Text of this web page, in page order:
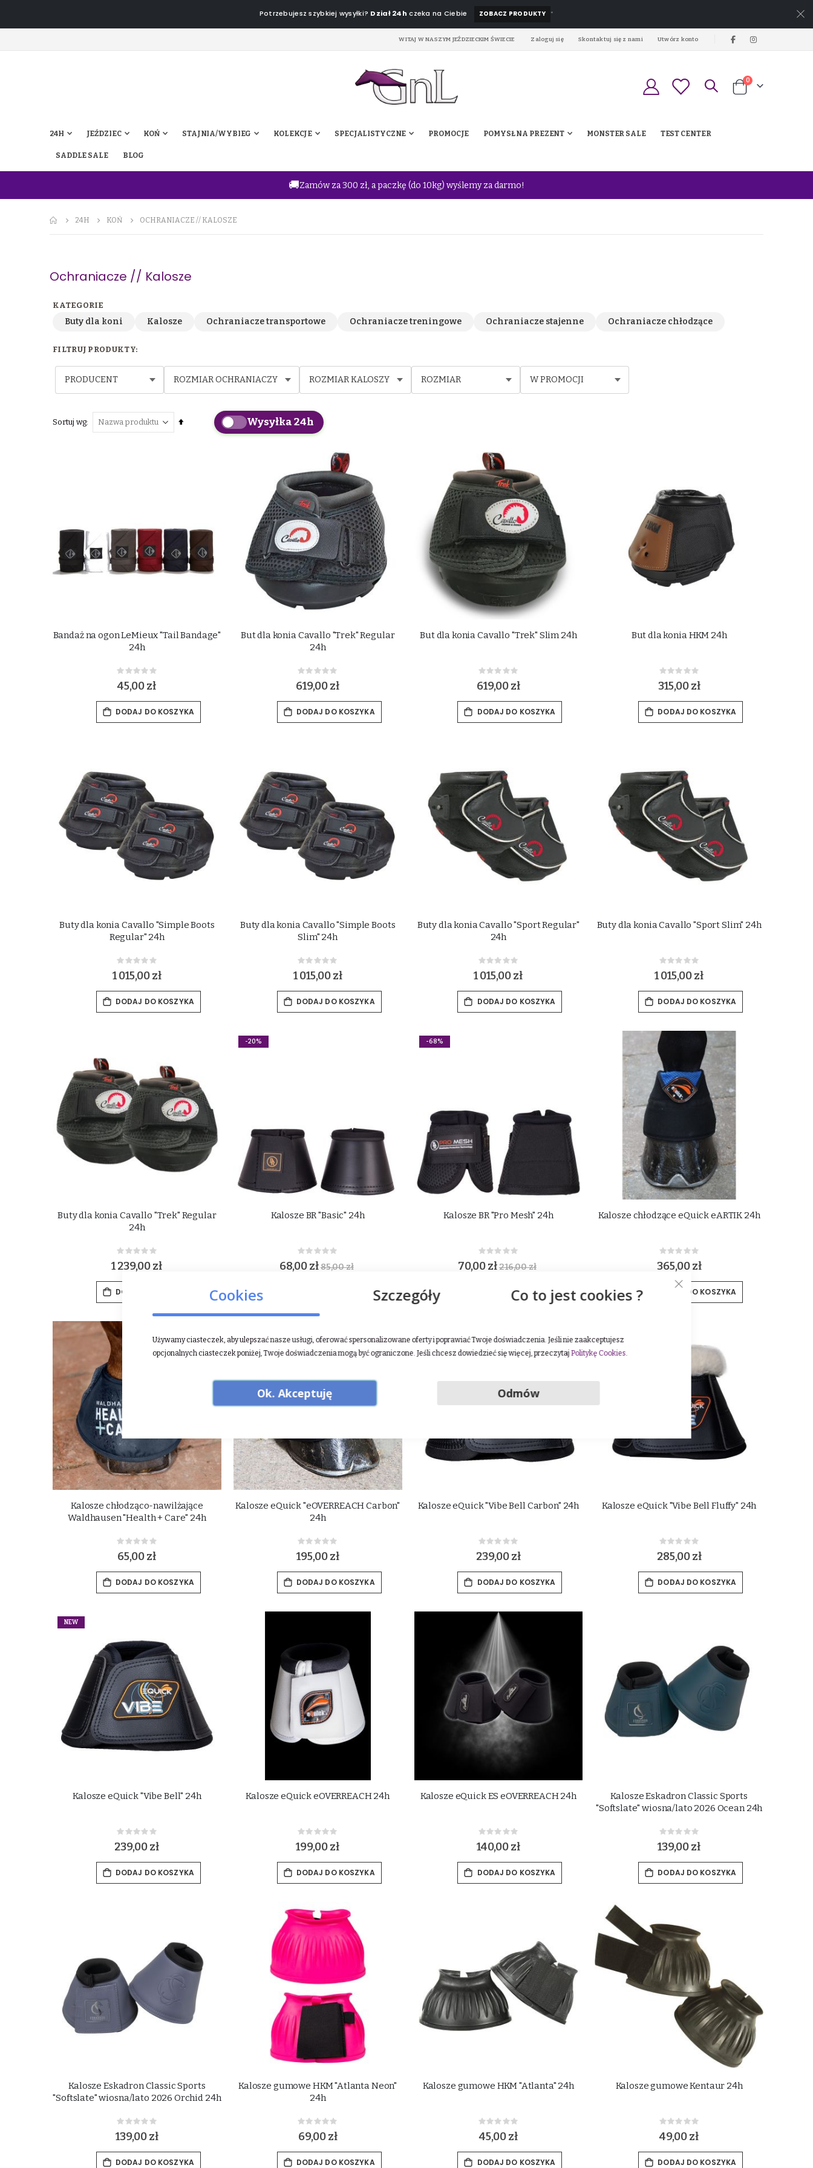
Potrzebujesz szybkiej wysyłki? Dział 24h czeka na Ciebie ZOBACZ PRODUKTY *
WITAJ W NASZYM JEŹDZIECKIM ŚWIECIE Zaloguj się Skontaktuj się z nami Utwórz konto
Koszyk
0produkty
24H JEŹDZIEC KOŃ STAJNIA/WYBIEG KOLEKCJE SPECJALISTYCZNE PROMOCJE POMYSŁ NA PREZENT MONSTER SALE TEST CENTER
SADDLE SALE BLOG
🚚Zamów za 300 zł, a paczkę (do 10kg) wyślemy za darmo!
24H KOŃ OCHRANIACZE // KALOSZE
Ochraniacze // Kalosze
Buty dla koni Kalosze Ochraniacze transportowe Ochraniacze treningowe Ochraniacze stajenne Ochraniacze chłodzące
PRODUCENT ROZMIAR OCHRANIACZY ROZMIAR KALOSZY ROZMIAR W PROMOCJI
Sortuj wg
Ustaw
Wysyłka 24h
Bandaż na ogon LeMieux "Tail Bandage"
24h
Rating:
0%
45,00 zł
DODAJ DO KOSZYKA
But dla konia Cavallo "Trek" Regular
24h
Rating:
0%
619,00 zł
DODAJ DO KOSZYKA
But dla konia Cavallo "Trek" Slim 24h
Rating:
0%
619,00 zł
DODAJ DO KOSZYKA
But dla konia HKM 24h
Rating:
0%
315,00 zł
DODAJ DO KOSZYKA
Buty dla konia Cavallo "Simple Boots
Regular" 24h
Rating:
0%
1 015,00 zł
DODAJ DO KOSZYKA
Buty dla konia Cavallo "Simple Boots
Slim" 24h
Rating:
0%
1 015,00 zł
DODAJ DO KOSZYKA
Buty dla konia Cavallo "Sport Regular"
24h
Rating:
0%
1 015,00 zł
DODAJ DO KOSZYKA
Buty dla konia Cavallo "Sport Slim" 24h
Rating:
0%
1 015,00 zł
DODAJ DO KOSZYKA
Buty dla konia Cavallo "Trek" Regular
24h
Rating:
0%
1 239,00 zł
DODAJ DO KOSZYKA
-20%
Kalosze BR "Basic" 24h
Rating:
0%
68,00 zł85,00 zł
DODAJ DO KOSZYKA
-68%
Kalosze BR "Pro Mesh" 24h
Rating:
0%
70,00 zł216,00 zł
DODAJ DO KOSZYKA
Kalosze chłodzące eQuick eARTIK 24h
Rating:
0%
365,00 zł
DODAJ DO KOSZYKA
Kalosze chłodząco-nawilżające
Waldhausen "Health + Care" 24h
Rating:
0%
65,00 zł
DODAJ DO KOSZYKA
Kalosze eQuick "eOVERREACH Carbon"
24h
Rating:
0%
195,00 zł
DODAJ DO KOSZYKA
Kalosze eQuick "Vibe Bell Carbon" 24h
Rating:
0%
239,00 zł
DODAJ DO KOSZYKA
Kalosze eQuick "Vibe Bell Fluffy" 24h
Rating:
0%
285,00 zł
DODAJ DO KOSZYKA
NEW
Kalosze eQuick "Vibe Bell" 24h
Rating:
0%
239,00 zł
DODAJ DO KOSZYKA
Kalosze eQuick eOVERREACH 24h
Rating:
0%
199,00 zł
DODAJ DO KOSZYKA
Kalosze eQuick ES eOVERREACH 24h
Rating:
0%
140,00 zł
DODAJ DO KOSZYKA
Kalosze Eskadron Classic Sports
"Softslate" wiosna/lato 2026 Ocean 24h
Rating:
0%
139,00 zł
DODAJ DO KOSZYKA
Kalosze Eskadron Classic Sports
"Softslate" wiosna/lato 2026 Orchid 24h
Rating:
0%
139,00 zł
DODAJ DO KOSZYKA
Kalosze gumowe HKM "Atlanta Neon"
24h
Rating:
0%
69,00 zł
DODAJ DO KOSZYKA
Kalosze gumowe HKM "Atlanta" 24h
Rating:
0%
45,00 zł
DODAJ DO KOSZYKA
Kalosze gumowe Kentaur 24h
Rating:
0%
49,00 zł
DODAJ DO KOSZYKA
Cookies Szczegóły Co to jest cookies ?
Używamy ciasteczek, aby ulepszać nasze usługi, oferować spersonalizowane oferty i poprawiać Twoje doświadczenia. Jeśli nie zaakceptujesz
opcjonalnych ciasteczek poniżej, Twoje doświadczenia mogą być ograniczone. Jeśli chcesz dowiedzieć się więcej, przeczytaj Politykę Cookies.
Ok. Akceptuję Odmów